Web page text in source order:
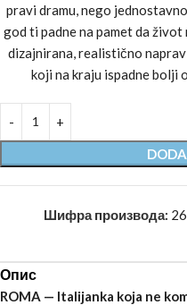
pravi dramu, nego
god ti padne na pamet da
dizajnirana, realistično
koji na kraju ispadne bolji
Шифра производа:
Опис
ROMA — Italijanka koja ne